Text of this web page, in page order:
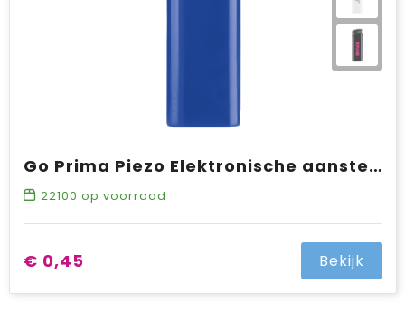
Go Prima Piezo Elektronische aansteker HC, navulbaar
22100 op voorraad
€ 0,45 Bekijk